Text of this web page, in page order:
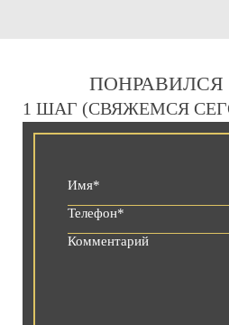
ПОНРАВИЛСЯ
1 ШАГ (СВЯЖЕМСЯ